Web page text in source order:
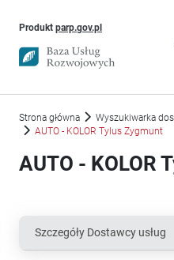
Produkt parp.gov.plUwaga, link
Strona główna
Wyszukiwarka
AUTO - KOLOR Tylus Zygmunt
AUTO - KOLOR
Szczegóły Dostawcy usług